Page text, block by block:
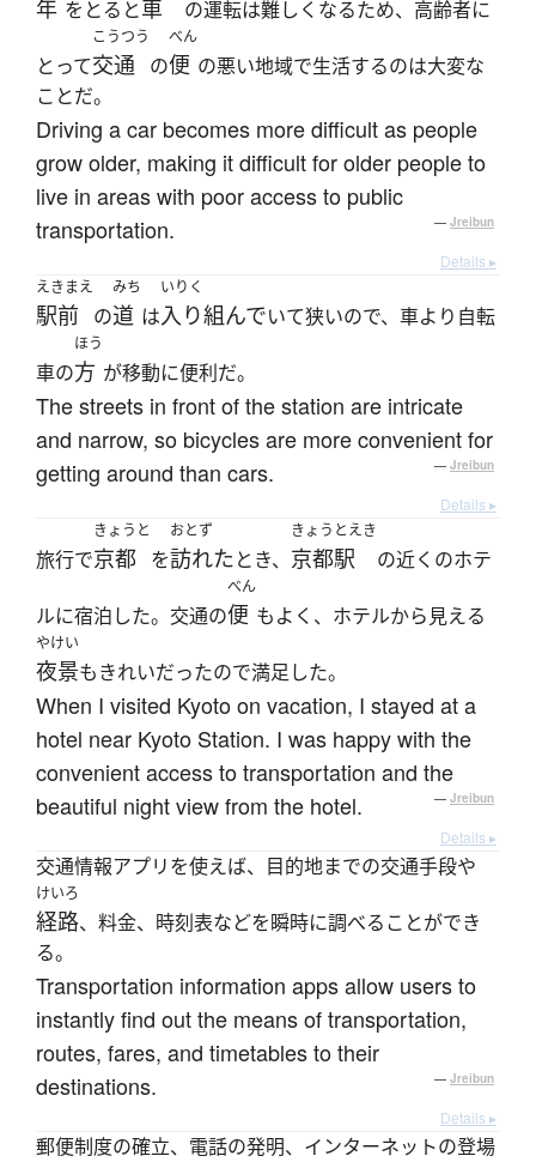
年 をとると車 の運転は難しくなるため、高齢者に
とって
こうつう
交通 の
べん
便 の悪い地域で生活するのは大変な
ことだ。
Driving a car becomes more difficult as people
grow older, making it difficult for older people to
live in areas with poor access to public
transportation.
— Jreibun
Details ▸
えきまえ
駅前 の
みち
道 は
いりく
入り組んでいて狭いので、車より自転
車の
ほう
方 が移動に便利だ。
The streets in front of the station are intricate
and narrow, so bicycles are more convenient for
getting around than cars.
— Jreibun
Details ▸
旅行で
きょうと
京都 を
おとず
訪れたとき、
きょうとえき
京都駅 の近くのホテ
ルに宿泊した。交通の
べん
便 もよく、ホテルから見える
やけい
夜景もきれいだったので満足した。
When I visited Kyoto on vacation, I stayed at a
hotel near Kyoto Station. I was happy with the
convenient access to transportation and the
beautiful night view from the hotel.
— Jreibun
Details ▸
交通情報アプリを使えば、目的地までの交通手段や
けいろ
経路、料金、時刻表などを瞬時に調べることができ
る。
Transportation information apps allow users to
instantly find out the means of transportation,
routes, fares, and timetables to their
destinations.
— Jreibun
Details ▸
郵便制度の確立、電話の発明、インターネットの登場